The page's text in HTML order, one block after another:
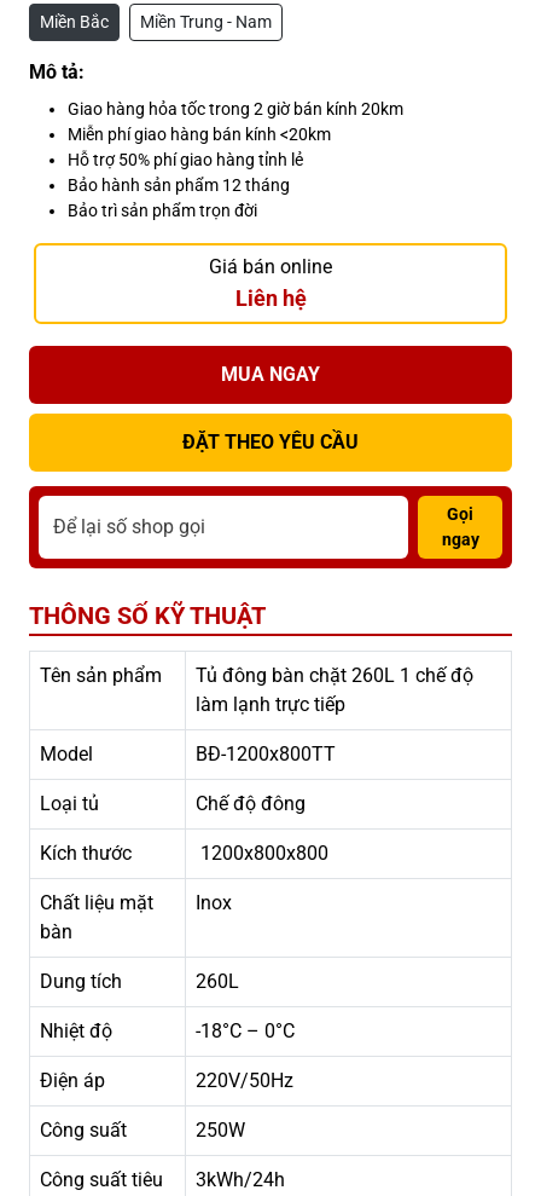
Miền Bắc Miền Trung - Nam
Mô tả:
Giao hàng hỏa tốc trong 2 giờ bán kính 20km
Miễn phí giao hàng bán kính <20km
Hỗ trợ 50% phí giao hàng tỉnh lẻ
Bảo hành sản phẩm 12 tháng
Bảo trì sản phẩm trọn đời
Giá bán online
Liên hệ
MUA NGAY
ĐẶT THEO YÊU CẦU
Gọi
ngay
THÔNG SỐ KỸ THUẬT
Tên sản phẩm
Tủ đông bàn chặt 260L 1 chế độ
làm lạnh trực tiếp
Model BĐ-1200x800TT
Loại tủ Chế độ đông
Kích thước 1200x800x800
Chất liệu mặt
bàn
Inox
Dung tích 260L
Nhiệt độ -18°C – 0°C
Điện áp 220V/50Hz
Công suất 250W
Công suất tiêu
3kWh/24h